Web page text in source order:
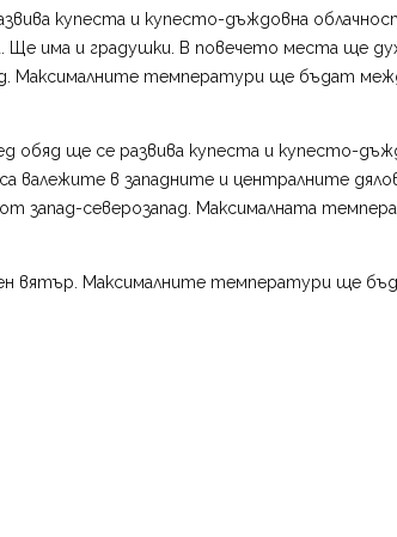
купеста и купесто-дъждовна
Ще има и градушки. В повечето места ще
температури ще бъдат
обяд ще се развива купеста и купесто-
валежите в западните и централните
запад-северозапад. Максималната
Максималните температури ще